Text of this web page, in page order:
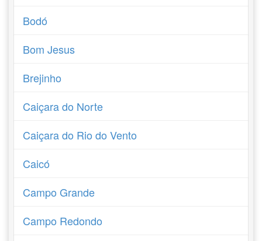
Bodó
Bom Jesus
Brejinho
Caiçara do Norte
Caiçara do Rio do Vento
Caicó
Campo Grande
Campo Redondo